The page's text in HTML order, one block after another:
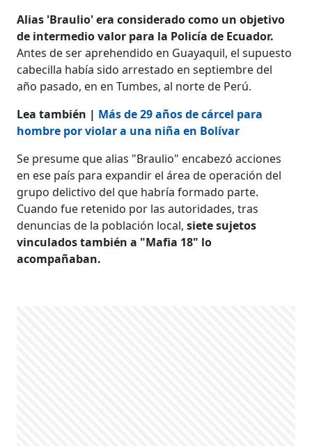
Alias 'Braulio' era considerado como un objetivo
de intermedio valor para la Policía de Ecuador.
Antes de ser aprehendido en Guayaquil, el supuesto
cabecilla había sido arrestado en septiembre del
año pasado, en en Tumbes, al norte de Perú.
Lea también | Más de 29 años de cárcel para
hombre por violar a una niña en Bolívar
Se presume que alias "Braulio" encabezó acciones
en ese país para expandir el área de operación del
grupo delictivo del que habría formado parte.
Cuando fue retenido por las autoridades, tras
denuncias de la población local,siete sujetos
vinculados también a "Mafia 18" lo
acompañaban.